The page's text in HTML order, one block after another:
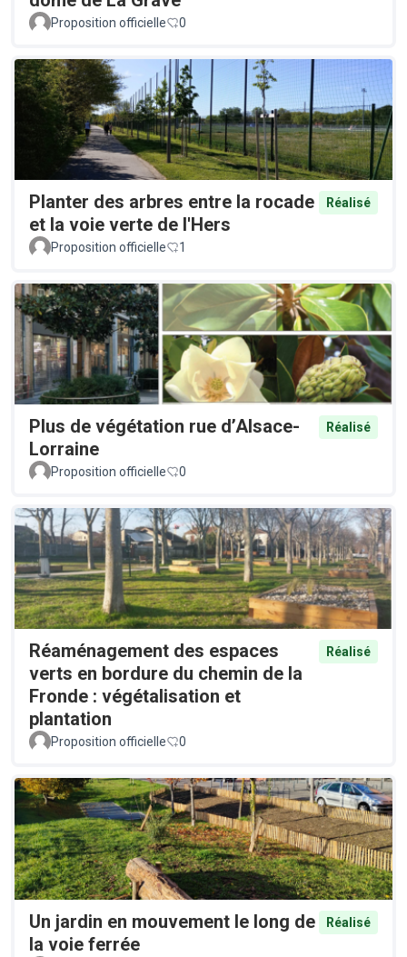
Proposition officielle 0
Planter des arbres entre la rocade
et la voie verte de l'Hers
Réalisé
Proposition officielle 1
Plus de végétation rue d’Alsace-
Lorraine
Réalisé
Proposition officielle 0
Réaménagement des espaces
verts en bordure du chemin de la
Fronde : végétalisation et
plantation
Réalisé
Proposition officielle 0
Un jardin en mouvement le long de
la voie ferrée
Réalisé